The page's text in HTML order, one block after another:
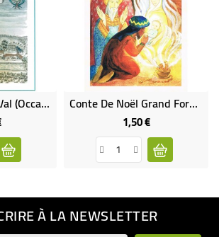
Notre-Dame Du Val (Occasion)
Prix
Conte De Noël Grand Format - Les Trois Rois À L'étoile
1,50 €Prix
À LA NEWSLETTER